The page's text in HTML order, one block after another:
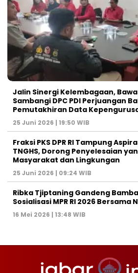
Jalin Sinergi Kelembagaan,
Sambangi DPC PDI Perjuangan
Pemutakhiran Data
25 Juni 2026 | 19:50 WIB
‎Fraksi PKS DPR RI Tampung
TNGHS, Dorong Penyelesaian
Masyarakat dan Lingkungan‎
25 Juni 2026 | 09:24 WIB
Ribka Tjiptaning Gandeng
Sosialisasi MPR RI 2026 Bersama
16 Mei 2026 | 13:48 WIB